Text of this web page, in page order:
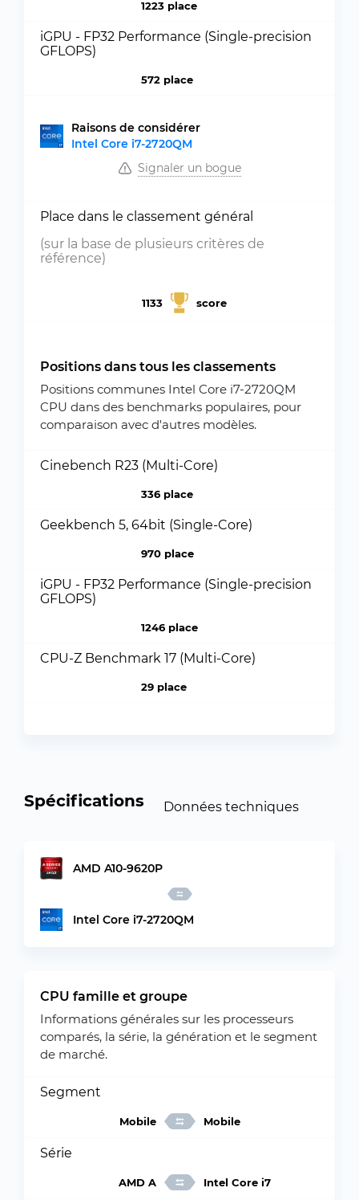
1223 place
iGPU - FP32 Performance (Single-precision
GFLOPS)
572 place
Raisons de considérer
Intel Core i7-2720QM
Signaler un bogue
Place dans le classement général
(sur la base de plusieurs critères de
référence)
1133 score
Positions dans tous les classements
Positions communes Intel Core i7-2720QM
CPU dans des benchmarks populaires, pour
comparaison avec d'autres modèles.
Cinebench R23 (Multi-Core)
336 place
Geekbench 5, 64bit (Single-Core)
970 place
iGPU - FP32 Performance (Single-precision
GFLOPS)
1246 place
CPU-Z Benchmark 17 (Multi-Core)
29 place
Spécifications Données techniques
AMD A10-9620P
Intel Core i7-2720QM
CPU famille et groupe
Informations générales sur les processeurs
comparés, la série, la génération et le segment
de marché.
Segment
Mobile Mobile
Série
AMD A Intel Core i7